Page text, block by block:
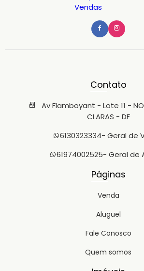
Contato
Av Flamboyant - Lote 11 -
CLARAS - DF
6130323334- Geral de
61974002525- Geral de
Páginas
Venda
Aluguel
Fale Conosco
Quem somos